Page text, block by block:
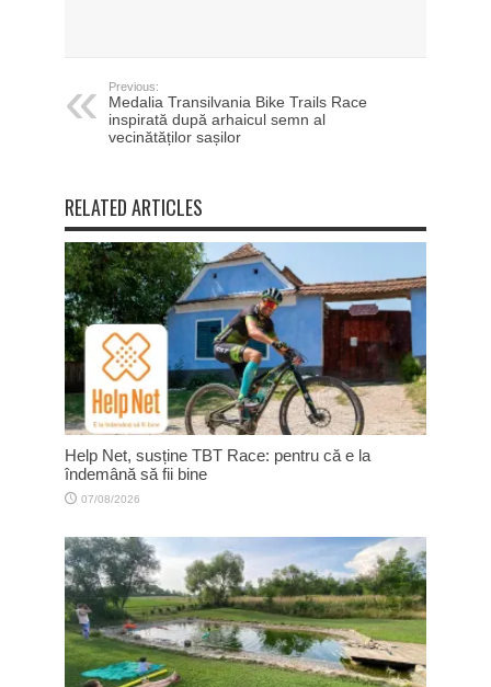
Previous:
Medalia Transilvania Bike Trails Race
inspirată după arhaicul semn al
vecinătăților sașilor
RELATED ARTICLES
Help Net, susține TBT Race: pentru că e la
îndemână să fii bine
07/08/2026